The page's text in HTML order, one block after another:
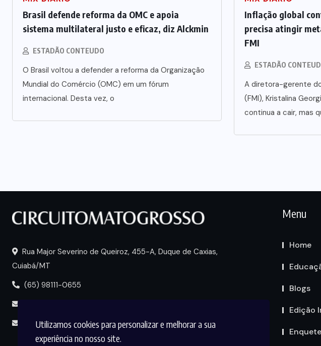
Utilizamos cookies para personalizar e melhorar a sua
experiência no nosso site.
Brasil defende reforma da OMC e apoia
sistema multilateral justo e eficaz, diz Alckmin
ESTADÃO CONTEUDO
O Brasil voltou a defender a reforma da Organização
Mundial do Comércio (OMC) em um fórum
internacional. Desta vez, o
Inflação global
precisa atingir
FMI
ESTADÃO
A diretora-gerente
(FMI), Kristalina
continua a cair, mas
Rua Major Severino de Queiroz, 455-A, Duque de Caxias,
Cuiabá/MT
(65) 98111-0655
midia@circuitomt.com.br
Menu
Home
Blogs
Edição